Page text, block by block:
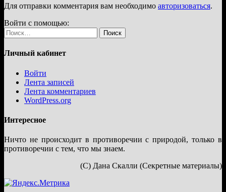
Для отправки комментария вам необходимо авторизоваться.
Войти с помощью:
Найти:
Личный кабинет
Войти
Лента записей
Лента комментариев
WordPress.org
Интересное
Ничто не происходит в противоречии с природой, только в
противоречии с тем, что мы знаем.
(С) Дана Скалли (Секретные материалы)